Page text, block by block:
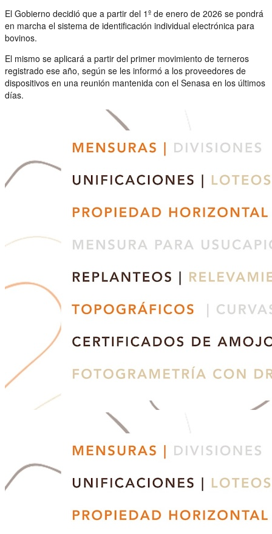
El Gobierno decidió que a partir del 1º de enero de 2026 se pondrá
en marcha el sistema de identificación individual electrónica para
bovinos.
El mismo se aplicará a partir del primer movimiento de terneros
registrado ese año, según se les informó a los proveedores de
dispositivos en una reunión mantenida con el Senasa en los últimos
días.